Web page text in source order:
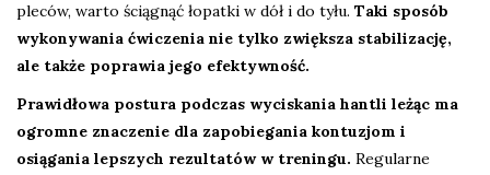
pleców, warto ściągnąć łopatki w dół i do tyłu. Taki sposób
wykonywania ćwiczenia nie tylko zwiększa stabilizację,
ale także poprawia jego efektywność.
Prawidłowa postura podczas wyciskania hantli leżąc ma
ogromne znaczenie dla zapobiegania kontuzjom i
osiągania lepszych rezultatów w treningu. Regularne